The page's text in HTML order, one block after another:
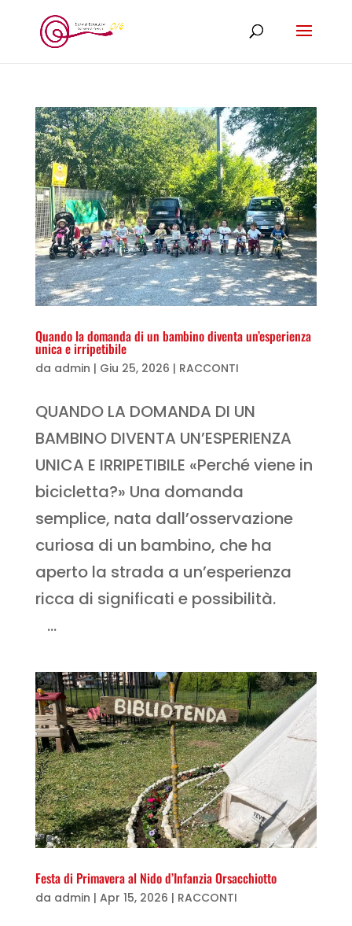
Quando la domanda di un bambino diventa un’esperienza
unica e irripetibile
da admin | Giu 25, 2026 | RACCONTI
QUANDO LA DOMANDA DI UN
BAMBINO DIVENTA UN’ESPERIENZA
UNICA E IRRIPETIBILE «Perché viene in
bicicletta?» Una domanda
semplice, nata dall’osservazione
curiosa di un bambino, che ha
aperto la strada a un’esperienza
ricca di significati e possibilità.
...
Festa di Primavera al Nido d’Infanzia Orsacchiotto
da admin | Apr 15, 2026 | RACCONTI